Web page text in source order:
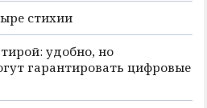
стихии
удобно, но
гарантировать цифровые